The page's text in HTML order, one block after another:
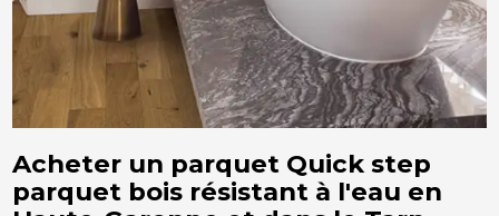
Acheter un parquet Quick step
parquet bois résistant à l'eau en